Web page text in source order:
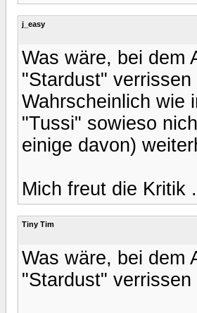
j_easy
Was wäre, bei dem
"Stardust"
Wahrscheinlich wie
"Tussi" sowieso
einige davon)
Mich freut die Kritik
Tiny Tim
Was wäre, bei dem
"Stardust" verrissen